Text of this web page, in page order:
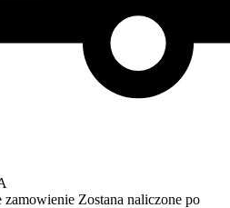
zamowienie Zostana naliczone po